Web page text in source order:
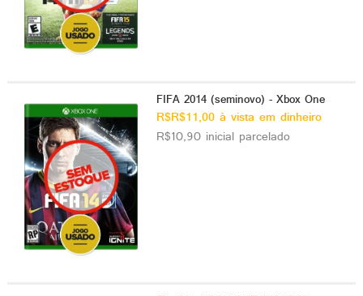
FIFA 2014 (seminovo) - Xbox One
R$R$11,00 à vista em dinheiro
R$10,90 inicial parcelado